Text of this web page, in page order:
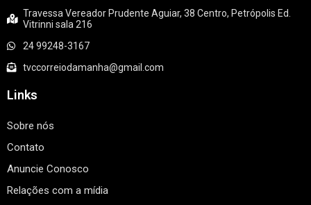
Travessa Vereador Prudente Aguiar, 38 Centro, Petrópolis Ed.
Vitrinni sala 216
24 99248-3167
tvccorreiodamanha@gmail.com
Links
Sobre nós
Contato
Anuncie Conosco
Relações com a mídia